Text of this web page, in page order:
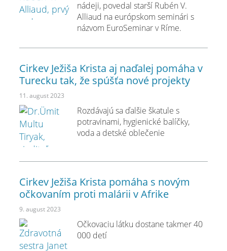
nádeji, povedal starší Rubén V.
Alliaud na európskom seminári s
názvom EuroSeminar v Ríme.
Cirkev Ježiša Krista aj naďalej pomáha v
Turecku tak, že spúšťa nové projekty
11. august 2023
Rozdávajú sa ďalšie škatule s
potravinami, hygienické balíčky,
voda a detské oblečenie
Cirkev Ježiša Krista pomáha s novým
očkovaním proti malárii v Afrike
9. august 2023
Očkovaciu látku dostane takmer 40
000 detí